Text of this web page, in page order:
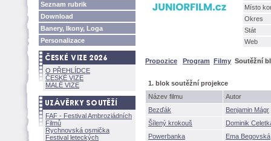
Seznam rubrik
Download
Banery, Ikony, Loga
Personalizace
O PŘEHLÍDCE
ČESKÉ VIZE
MALÉ VIZE
FAF - Festival Ambroziádních
Filmů
Rychnovská osmička
Festival leteckých
Místo
Okres
Stát
Web
Propozice Program Filmy Soutěžní
1. blok soutěžní projekce
Název filmu
Autor
Bezďák
Benjamin Mágr
ílený krokou
Dominik
Powerbanka
Ema Begovsk